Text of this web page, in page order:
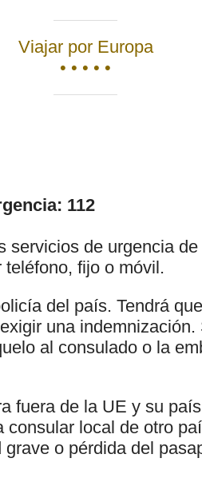
Viajar por Europa
• • • • •
112
servicios de urgencia
teléfono, fijo o móvil.
del país. Tendrá
una
al consulado o la
fuera de la UE y su
consular local de otro
o pérdida del